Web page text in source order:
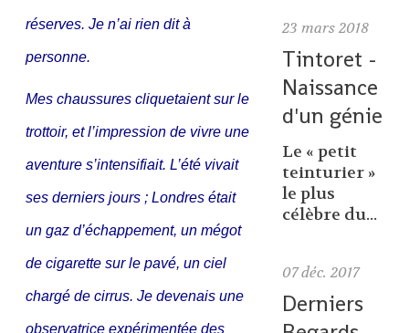
réserves. Je n’ai rien dit à
personne.
Mes chaussures cliquetaient sur le
trottoir, et l’impression de vivre une
aventure s’intensifiait. L’été vivait
ses derniers jours ; Londres était
un gaz d’échappement, un mégot
de cigarette sur le pavé, un ciel
chargé de cirrus. Je devenais une
observatrice expérimentée des
23 mars 2018
Tintoret -
Naissance
d'un génie
Le « petit
teinturier »
le plus
célèbre du...
07 déc. 2017
Derniers